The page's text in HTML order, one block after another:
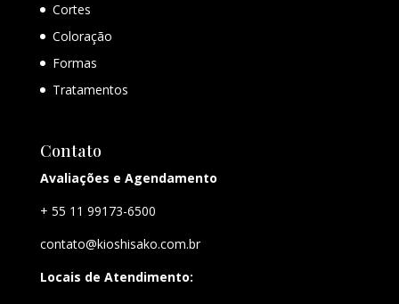
Cortes
Coloração
Formas
Tratamentos
Contato
Avaliações e Agendamento
+ 55 11 99173-6500
contato@kioshisako.com.br
Locais de Atendimento: